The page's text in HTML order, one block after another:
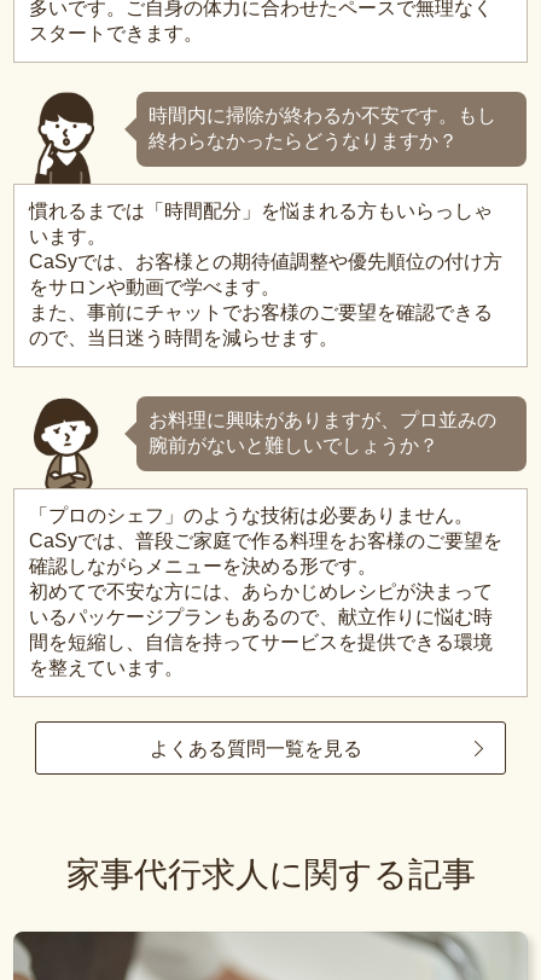
多いです。ご自身の体力に合わせたペースで無理なく
スタートできます。
時間内に掃除が終わるか不安です。もし
終わらなかったらどうなりますか？
慣れるまでは「時間配分」を悩まれる方もいらっしゃ
います。
CaSyでは、お客様との期待値調整や優先順位の付け方
をサロンや動画で学べます。
また、事前にチャットでお客様のご要望を確認できる
ので、当日迷う時間を減らせます。
お料理に興味がありますが、プロ並みの
腕前がないと難しいでしょうか？
「プロのシェフ」のような技術は必要ありません。
CaSyでは、普段ご家庭で作る料理をお客様のご要望を
確認しながらメニューを決める形です。
初めてで不安な方には、あらかじめレシピが決まって
いるパッケージプランもあるので、献立作りに悩む時
間を短縮し、自信を持ってサービスを提供できる環境
を整えています。
よくある質問一覧を見る
家事代行求人に関する記事